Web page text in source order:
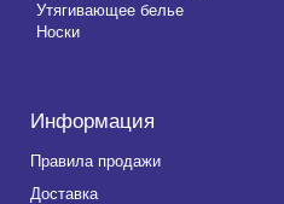
Утягивающее белье
Носки
Информация
Правила продажи
Доставка